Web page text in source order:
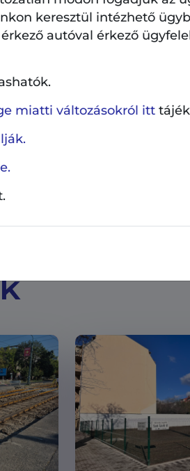
vált a Pap Károly utca és a
utcán
is megújultak.
3.0 stratégiájáról
keresztül intézhető
autóval érkező
miatti változásokról itt